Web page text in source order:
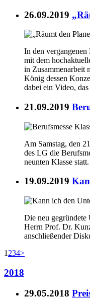
26.09.2019
In den
mit dem
in Zusammenarbeit
König dessen
dabei ein Video,
21.09.2019
Am Samstag, den
des LG die
neunten Klasse statt.
19.09.2019
Die neu
Herrn Prof. Dr.
anschließender
1 234>
2018
29.05.2018